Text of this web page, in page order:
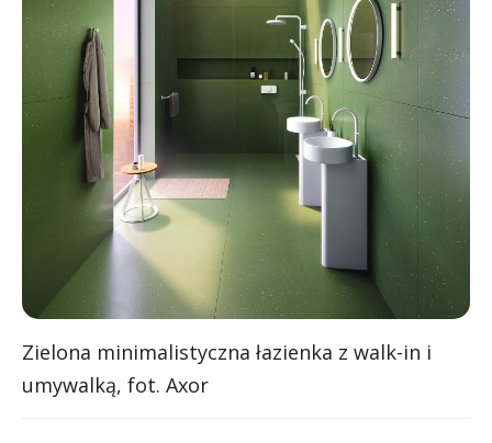
Zielona minimalistyczna łazienka z walk-in i
umywalką, fot. Axor